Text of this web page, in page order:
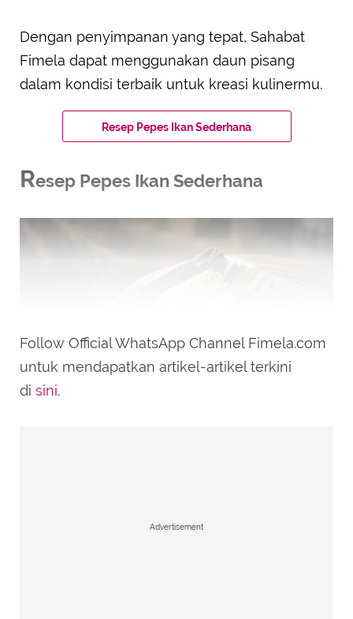
Dengan penyimpanan yang tepat, Sahabat
Fimela dapat menggunakan daun pisang
dalam kondisi terbaik untuk kreasi kulinermu.
Resep Pepes Ikan Sederhana
Resep Pepes Ikan Sederhana
Follow Official WhatsApp Channel Fimela.com
untuk mendapatkan artikel-artikel terkini
di sini.
Advertisement